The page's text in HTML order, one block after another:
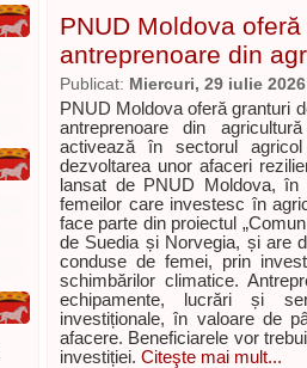
PNUD Moldova
antreprenoare din
Publicat: Miercuri, 29 iulie 2026
PNUD Moldova oferă granturi
antreprenoare din
activează în sectorul
dezvoltarea unor afaceri
lansat de PNUD Moldova,
femeilor care investesc în
face parte din proiectul
de Suedia și Norvegia, și are
conduse de femei, prin
schimbărilor climatice.
echipamente, lucrări și
investiționale, în valoare de
afacere. Beneficiarele vor
investiției. Citeşte mai mult...